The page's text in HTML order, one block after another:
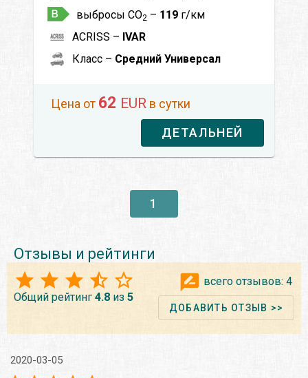
выбросы CO2 – 119 г/км
ACRISS – IVAR
Класс – Средний Универсал
Цена от 62 EUR в сутки
ДЕТАЛЬНЕЙ
1
Отзывы и рейтинги
Общий рейтинг 4.8 из 5
всего отзывов: 4
ДОБАВИТЬ ОТЗЫВ >>
2020-03-05